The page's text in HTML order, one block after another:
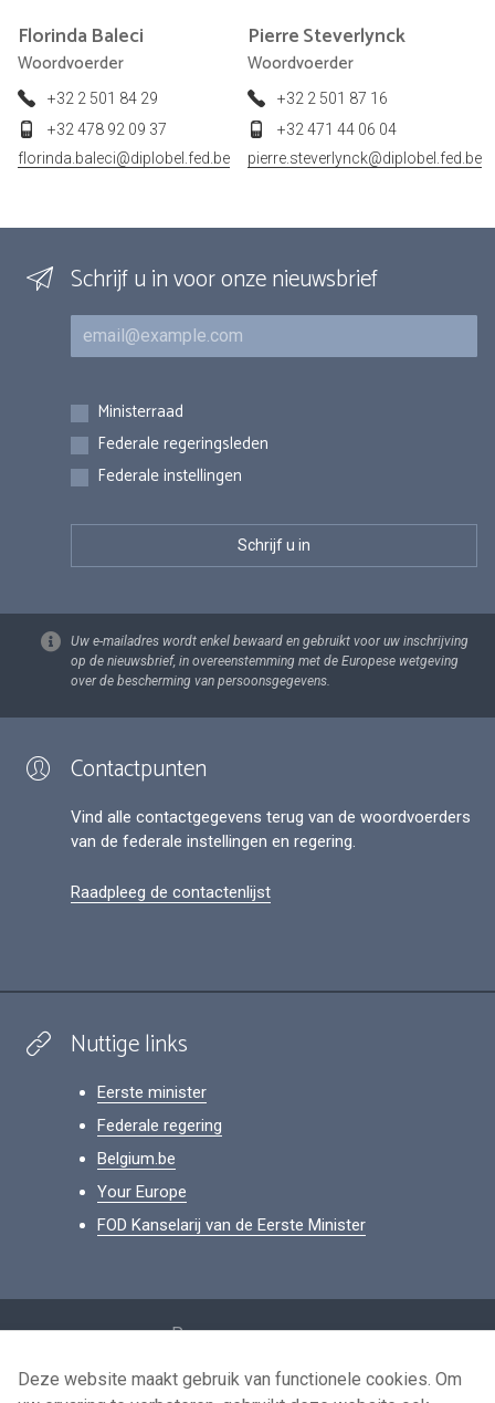
Florinda Baleci
Woordvoerder
+32 2 501 84 29
+32 478 92 09 37
florinda.baleci@diplobel.fed.be
PierreSteverlynck
Woordvoerder
+32 2 501 87 16
+32 471 44 06 04
pierre.steverlynck@diplobel.fed.be
Schrijf u in voor onze nieuwsbrief
E-mail
Inschrijvingen
Ministerraad
Federale regeringsleden
Federale instellingen
Uw e-mailadres wordt enkel bewaard en gebruikt voor uw inschrijving
op de nieuwsbrief, in overeenstemming met de Europese wetgeving
over de bescherming van persoonsgegevens.
Contactpunten
Vind alle contactgegevens terug van de woordvoerders
van de federale instellingen en regering.
Raadpleeg de contactenlijst
Nuttige links
Eerste minister
Federale regering
Belgium.be
Your Europe
FOD Kanselarij van de Eerste Minister
Persoonsgegevens
Voorwaarden voor het hergebruik
Deze website maakt gebruik van functionele cookies. Om